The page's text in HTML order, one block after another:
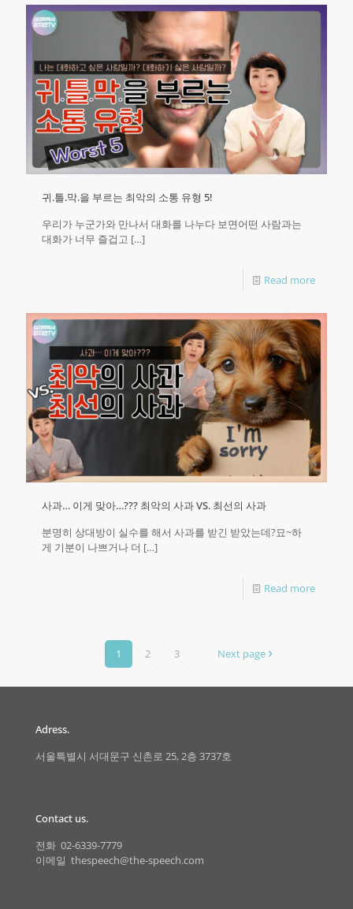
귀.틀.막.을 부르는 최악의 소통 유형 5!
우리가 누군가와 만나서 대화를 나누다 보면어떤 사람과는
대화가 너무 즐겁고 […]
Read more
사과… 이게 맞아…??? 최악의 사과 VS. 최선의 사과
분명히 상대방이 실수를 해서 사과를 받긴 받았는데?묘~하
게 기분이 나쁘거나 더 […]
Read more
1 2 3 Next page
Adress.
서울특별시 서대문구 신촌로 25, 2층 3737호
Contact us.
전화 02-6339-7779
이메일 thespeech@the-speech.com